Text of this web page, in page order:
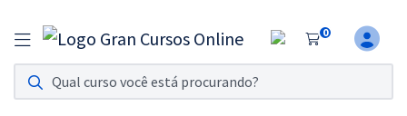
0
Assinatura Ilimitada 11
Acesso a todos os cursos. Teste grátis por 7 dias!